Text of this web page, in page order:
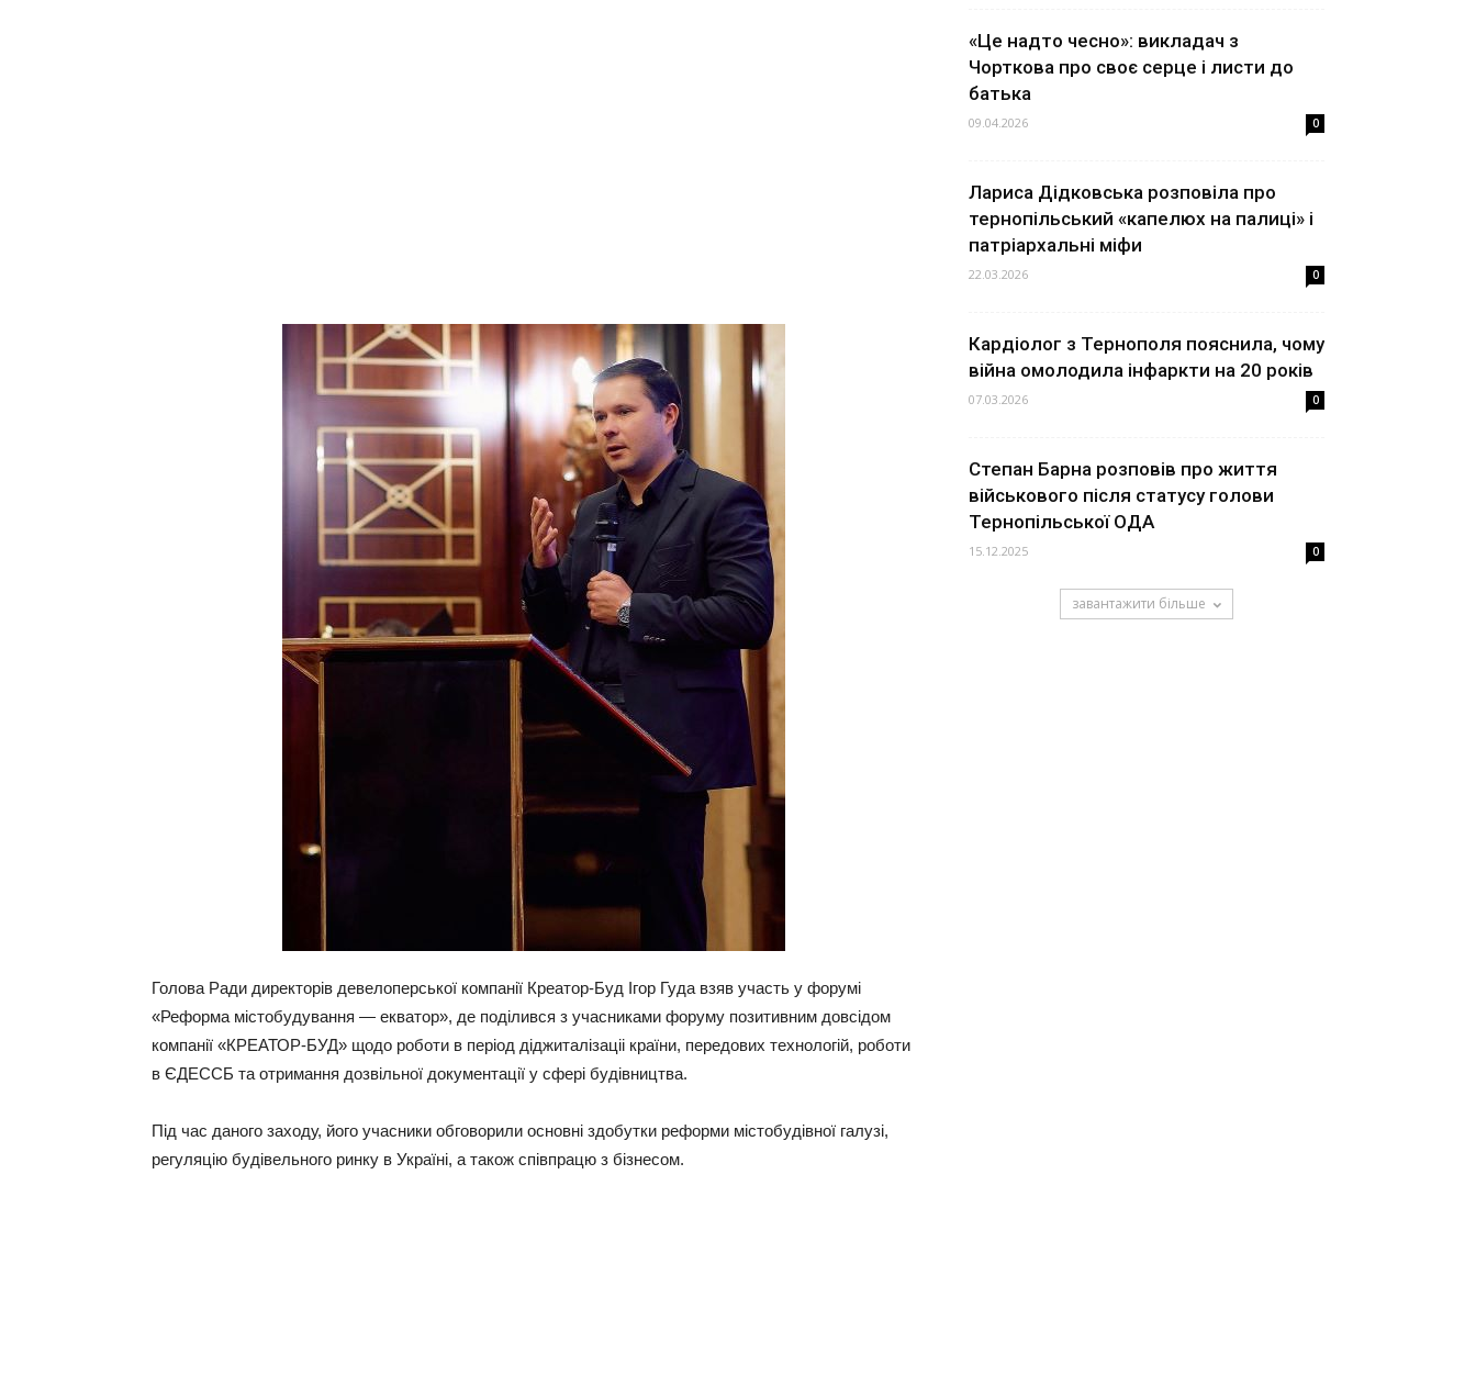
Голова Ради директорів девелоперської компанії Креатор-Буд Ігор Гуда взяв участь у форумі
«Реформа містобудування — екватор», де поділився з учасниками форуму позитивним довсідом
компанії «КРЕАТОР-БУД» щодо роботи в період діджиталізаціі країни, передових технологій, роботи
в ЄДЕССБ та отримання дозвільної документації у сфері будівництва.
Під час даного заходу, його учасники обговорили основні здобутки реформи містобудівної галузі,
регуляцію будівельного ринку в Україні, а також співпрацю з бізнесом.
«Це надто чесно»: викладач з
Чорткова про своє серце і листи до
батька
09.04.2026 0
Лариса Дідковська розповіла про
тернопільський «капелюх на палиці» і
патріархальні міфи
22.03.2026 0
Кардіолог з Тернополя пояснила, чому
війна омолодила інфаркти на 20 років
07.03.2026 0
Степан Барна розповів про життя
військового після статусу голови
Тернопільської ОДА
15.12.2025 0
завантажити більше